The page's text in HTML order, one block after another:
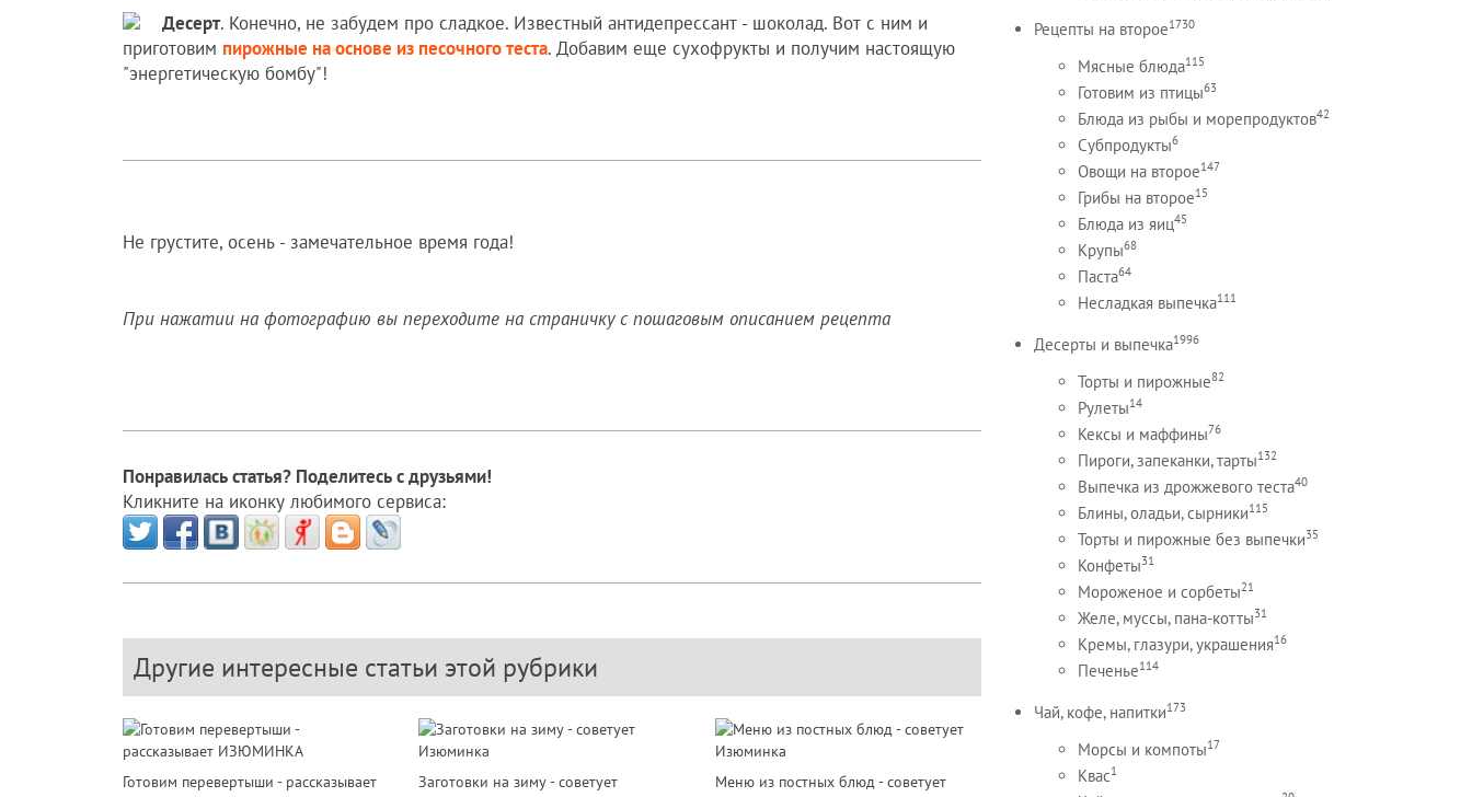
Десерт. Конечно, не забудем про сладкое. Известный антидепрессант - шоколад. Вот с ним и
приготовим пирожные на основе из песочного теста. Добавим еще сухофрукты и получим настоящую
"энергетическую бомбу"!
Не грустите, осень - замечательное время года!
При нажатии на фотографию вы переходите на страничку с пошаговым описанием рецепта
Понравилась статья? Поделитесь с друзьями!
Кликните на иконку любимого сервиса:
Другие интересные статьи этой рубрики
Готовим перевертыши - рассказывает
Заготовки на зиму - советует
Меню из постных блюд - советует
Рецепты на второе1730
Мясные блюда115
Готовим из птицы63
Блюда из рыбы и морепродуктов42
Субпродукты6
Овощи на второе147
Грибы на второе15
Блюда из яиц45
Крупы68
Паста64
Несладкая выпечка111
Десерты и выпечка1996
Торты и пирожные82
Рулеты14
Кексы и маффины76
Пироги, запеканки, тарты132
Выпечка из дрожжевого теста40
Блины, оладьи, сырники115
Торты и пирожные без выпечки35
Конфеты31
Мороженое и сорбеты21
Желе, муссы, пана-котты31
Кремы, глазури, украшения16
Печенье114
Чай, кофе, напитки173
Морсы и компоты17
Квас1